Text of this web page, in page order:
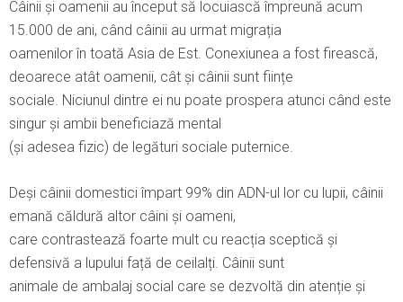
Câinii și oamenii au început să locuiască împreună acum
15.000 de ani, când câinii au urmat migrația
oamenilor în toată Asia de Est. Conexiunea a fost firească,
deoarece atât oamenii, cât și câinii sunt ființe
sociale. Niciunul dintre ei nu poate prospera atunci când este
singur și ambii beneficiază mental
(și adesea fizic) de legături sociale puternice.
Deși câinii domestici împart 99% din ADN-ul lor cu lupii, câinii
emană căldură altor câini și oameni,
care contrastează foarte mult cu reacția sceptică și
defensivă a lupului față de ceilalți. Câinii sunt
animale de ambalaj social care se dezvoltă din atenție și